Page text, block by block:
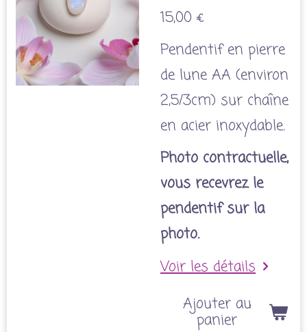
15,00 €
Pendentif en pierre
de lune AA (environ
2,5/3cm) sur chaîne
en acier inoxydable.
Photo contractuelle,
vous recevrez le
pendentif sur la
photo.
Voir les détails
Ajouter au
panier